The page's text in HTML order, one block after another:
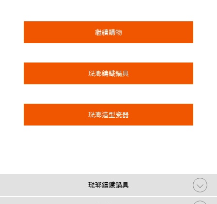
繼續購物
琺瑯鑄鐵鍋具
琺瑯造型瓷器
琺瑯鑄鐵鍋具